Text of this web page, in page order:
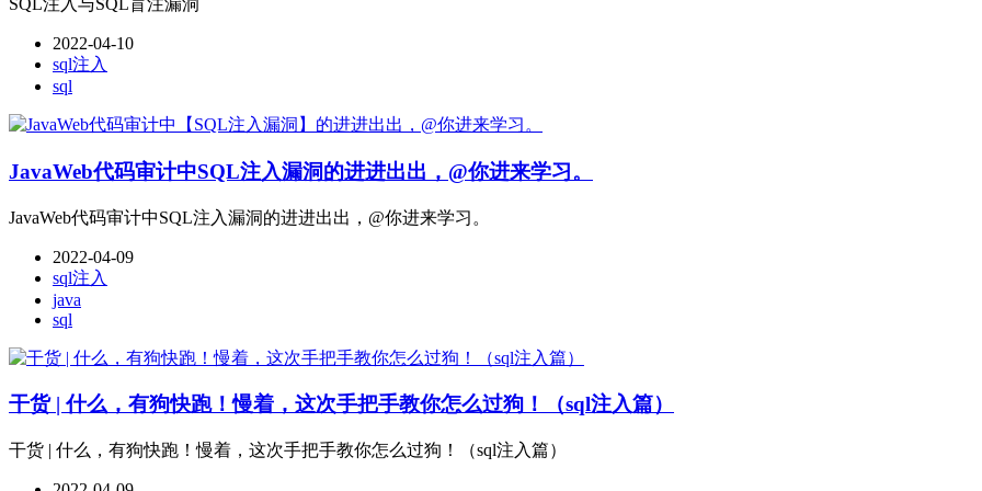
SQL注入与SQL盲注漏洞
2022-04-10
sql注入
sql
JavaWeb代码审计中SQL注入漏洞的进进出出，@你进来学习。
JavaWeb代码审计中SQL注入漏洞的进进出出，@你进来学习。
2022-04-09
sql注入
java
sql
干货 | 什么，有狗快跑！慢着，这次手把手教你怎么过狗！（sql注入篇）
干货 | 什么，有狗快跑！慢着，这次手把手教你怎么过狗！（sql注入篇）